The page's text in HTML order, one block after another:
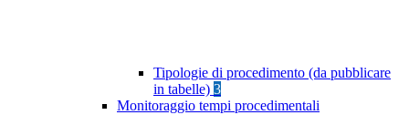
Tipologie di procedimento (da pubblicare
in tabelle) 3
Monitoraggio tempi procedimentali